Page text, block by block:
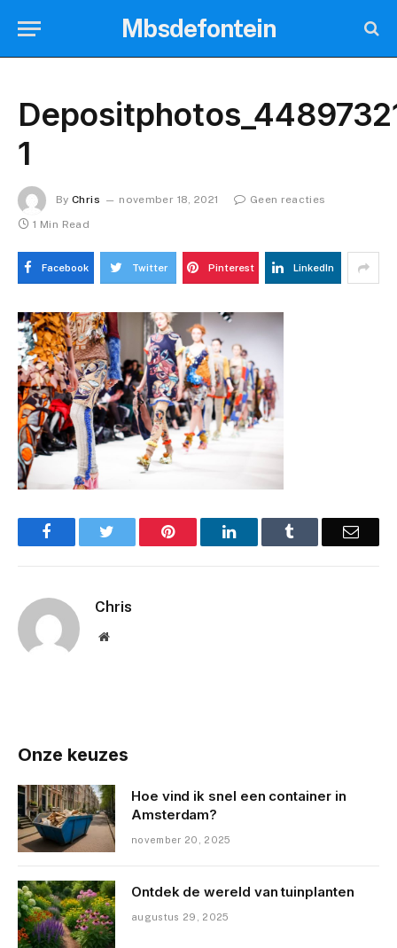
Mbsdefontein
1
By Chris november 18, 2021
Geen reacties
1 Min Read
Facebook Twitter Pinterest LinkedIn
Facebook Pinterest LinkedIn Email
Chris
Website
Onze keuzes
Hoe vind ik snel een container in
Amsterdam?
november 20, 2025
Ontdek de wereld van tuinplanten
augustus 29, 2025